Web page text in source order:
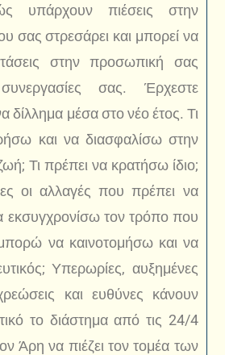
υπάρχουν πιέσεις στην
σας στρεσάρει και μπορεί να
στην προσωπική σας
σας. Έρχεστε
δίλλημα μέσα στο νέο έτος. Τι
και να διασφαλίσω στην
Τι πρέπει να κρατήσω ίδιο;
οι αλλαγές που πρέπει να
τον τρόπο που
να καινοτομήσω και να
Υπερωρίες, αυξημένες
και ευθύνες κάνουν
το διάστημα από τις 24/4
Άρη να πιέζει τον τομέα των